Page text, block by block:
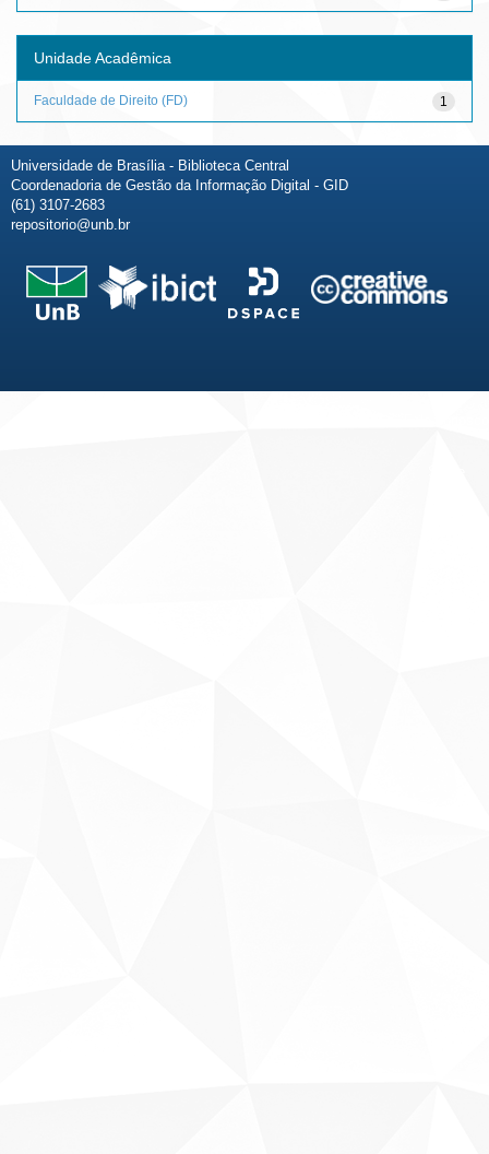
Unidade Acadêmica
1
Faculdade de Direito (FD)
Universidade de Brasília - Biblioteca Central
Coordenadoria de Gestão da Informação Digital - GID
(61) 3107-2683
repositorio@unb.br